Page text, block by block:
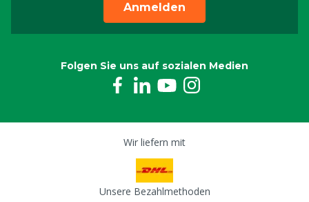
Anmelden
Folgen Sie uns auf sozialen Medien
Wir liefern mit
Unsere Bezahlmethoden